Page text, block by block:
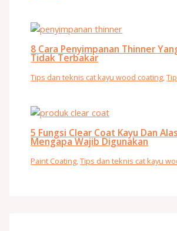
8 Cara Penyimpanan Thinner
Tidak Terbakar
Tips dan teknis cat kayu wood coating,
5 Fungsi Clear Coat Kayu Dan
Mengapa Wajib Digunakan
Paint Coating ,Tips dan teknis cat kayu